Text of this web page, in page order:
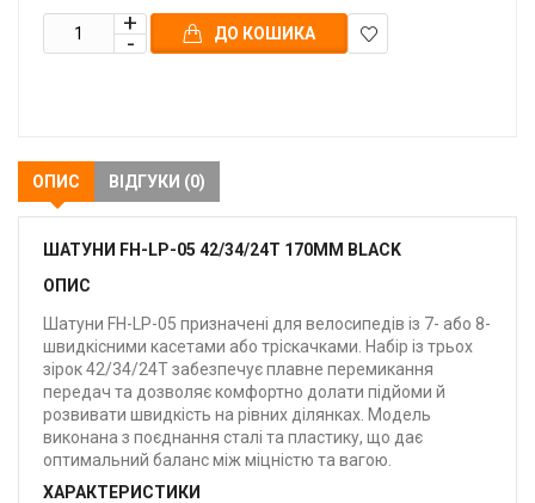
ДО КОШИКА
ОПИС ВІДГУКИ (0)
ШАТУНИ FH-LP-05 42/34/24T 170MM BLACK
ОПИС
Шатуни FH-LP-05 призначені для велосипедів із 7- або 8-
швидкісними касетами або тріскачками. Набір із трьох
зірок 42/34/24T забезпечує плавне перемикання
передач та дозволяє комфортно долати підйоми й
розвивати швидкість на рівних ділянках. Модель
виконана з поєднання сталі та пластику, що дає
оптимальний баланс між міцністю та вагою.
ХАРАКТЕРИСТИКИ